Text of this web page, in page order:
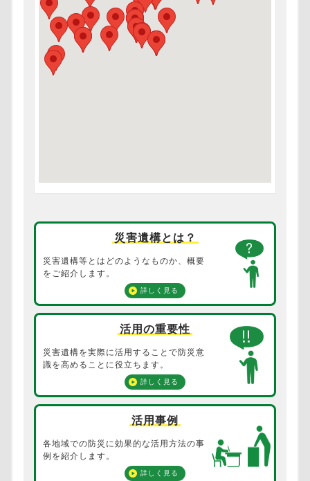
災害遺構とは？
災害遺構等とは どのようなものか、 概要
をご紹介します。
詳しく見る
活用の重要性
災害遺構を実際に活用する ことで防災意
識を高めることに役立ちます。
詳しく見る
活用事例
各地域での防災に効果的な活用方法の事
例を紹介します。
詳しく見る